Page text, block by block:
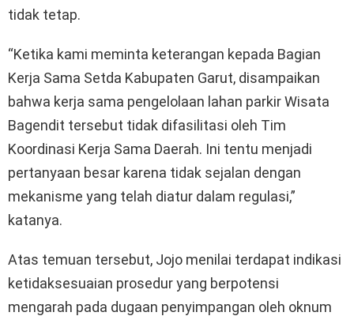
tidak tetap.
“Ketika kami meminta keterangan kepada Bagian
Kerja Sama Setda Kabupaten Garut, disampaikan
bahwa kerja sama pengelolaan lahan parkir Wisata
Bagendit tersebut tidak difasilitasi oleh Tim
Koordinasi Kerja Sama Daerah. Ini tentu menjadi
pertanyaan besar karena tidak sejalan dengan
mekanisme yang telah diatur dalam regulasi,”
katanya.
Atas temuan tersebut, Jojo menilai terdapat indikasi
ketidaksesuaian prosedur yang berpotensi
mengarah pada dugaan penyimpangan oleh oknum